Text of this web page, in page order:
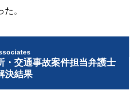
。
・交通事故案件担当弁護士
決結果